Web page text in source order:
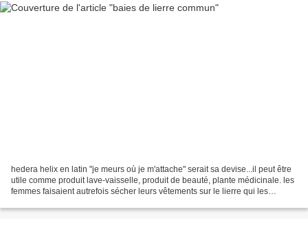
hedera helix en latin "je meurs où je m'attache" serait sa devise...il peut être
utile comme produit lave-vaisselle, produit de beauté, plante médicinale. les
femmes faisaient autrefois sécher leurs vêtements sur le lierre qui les